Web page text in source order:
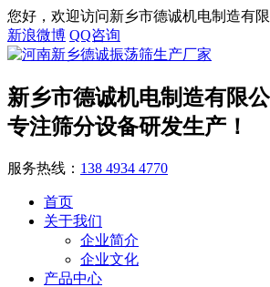
您好，欢迎访问新乡市德诚机电制造有限
新浪微博 QQ咨询
新乡市德诚机电制造有限
专注筛分设备研发生产！
服务热线： 138 4934 4770
首页
关于我们
企业简介
企业文化
产品中心